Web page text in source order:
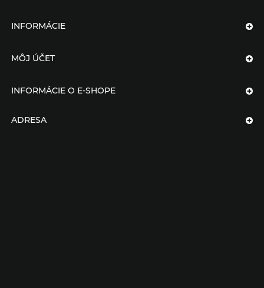
INFORMÁCIE
MÔJ ÚČET
INFORMÁCIE O E-SHOPE
ADRESA